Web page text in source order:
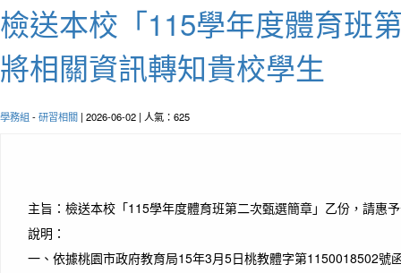
檢送本校「115學年度體育班
將相關資訊轉知貴校學生
學務組 -研習相關 | 2026-06-02 | 人氣：625
主旨： 檢送本校「115學年度體育班第二次甄選簡章」乙份，請惠
說明：
一、 依據桃園市政府教育局15年3月5日桃教體字第1150018502號